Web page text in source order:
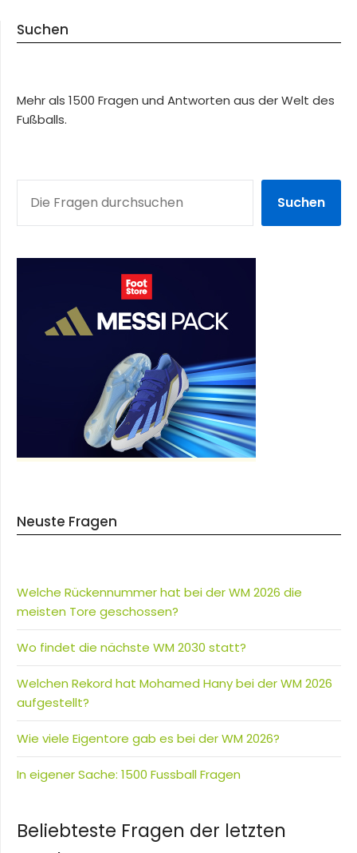
Suchen
Mehr als 1500 Fragen und Antworten aus der Welt des
Fußballs.
Suchen
Neuste Fragen
Welche Rückennummer hat bei der WM 2026 die
meisten Tore geschossen?
Wo findet die nächste WM 2030 statt?
Welchen Rekord hat Mohamed Hany bei der WM 2026
aufgestellt?
Wie viele Eigentore gab es bei der WM 2026?
In eigener Sache: 1500 Fussball Fragen
Beliebteste Fragen der letzten